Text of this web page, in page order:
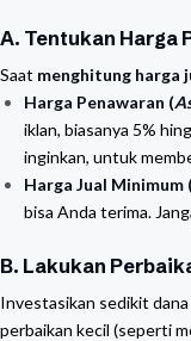
A. Tentukan Harga
Saat menghitung harga
Harga Penawaran (
iklan, biasanya 5%
inginkan, untuk
Harga Jual Minimum
bisa Anda terima.
B. Lakukan
Investasikan sedikit
perbaikan kecil (seperti